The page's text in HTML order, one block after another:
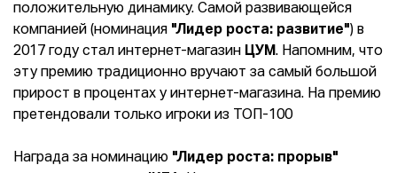
положительную динамику. Самой развивающейся
компанией (номинация "Лидер роста: развитие") в
2017 году стал интернет-магазин ЦУМ. Напомним, что
эту премию традиционно вручают за самый большой
прирост в процентах у интернет-магазина. На премию
претендовали только игроки из ТОП-100
Награда за номинацию "Лидер роста: прорыв"